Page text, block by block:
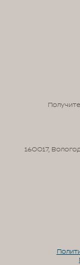
160017,